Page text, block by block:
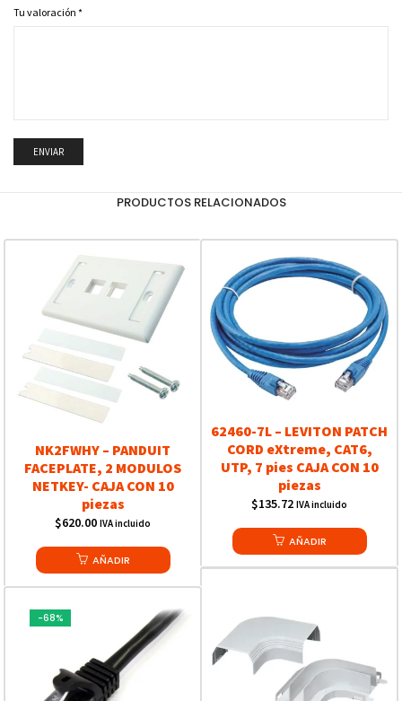
Tu valoración *
PRODUCTOS RELACIONADOS
NK2FWHY – PANDUIT
FACEPLATE, 2 MODULOS
NETKEY- CAJA CON 10
piezas
$620.00 IVA incluido
AÑADIR
62460-7L – LEVITON PATCH
CORD eXtreme, CAT6,
UTP, 7 pies CAJA CON 10
piezas
$135.72 IVA incluido
AÑADIR
-68%